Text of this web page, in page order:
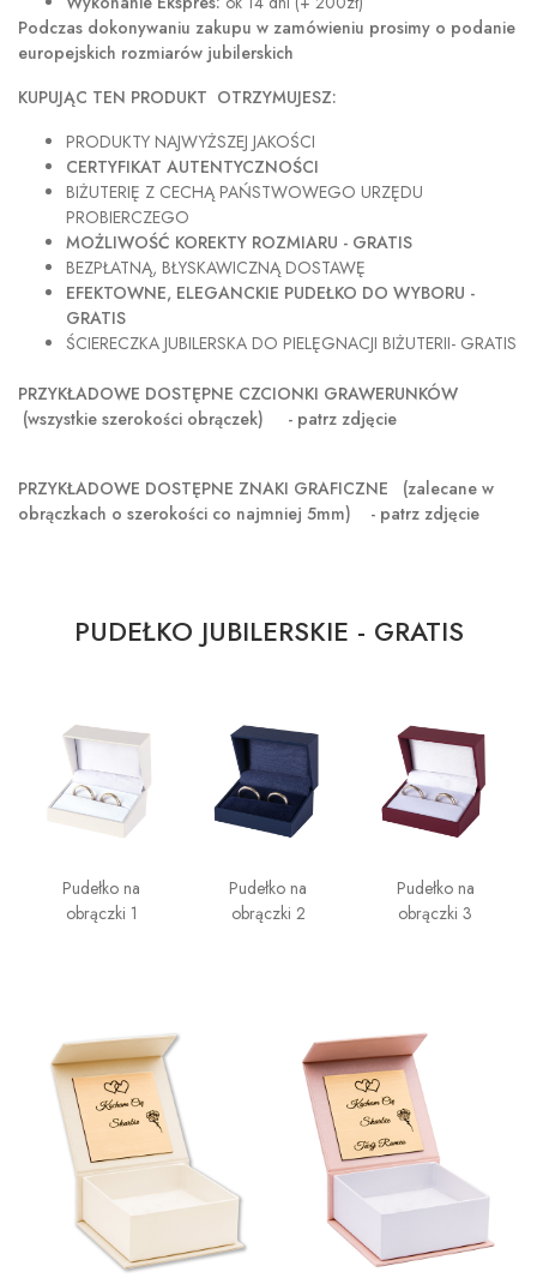
Podczas dokonywaniu zakupu w zamówieniu prosimy o podanie
europejskich rozmiarów jubilerskich
KUPUJĄC TEN PRODUKT OTRZYMUJESZ:
PRODUKTY NAJWYŻSZEJ JAKOŚCI
CERTYFIKAT AUTENTYCZNOŚCI
BIŻUTERIĘ Z CECHĄ PAŃSTWOWEGO URZĘDU
PROBIERCZEGO
MOŻLIWOŚĆ KOREKTY ROZMIARU - GRATIS
BEZPŁATNĄ, BŁYSKAWICZNĄ DOSTAWĘ
EFEKTOWNE, ELEGANCKIE PUDEŁKO DO WYBORU -
GRATIS
ŚCIERECZKA JUBILERSKA DO PIELĘGNACJI BIŻUTERII- GRATIS
PRZYKŁADOWE DOSTĘPNE CZCIONKI GRAWERUNKÓW
(wszystkie szerokości obrączek) - patrz zdjęcie
PRZYKŁADOWE DOSTĘPNE ZNAKI GRAFICZNE (zalecane w
obrączkach o szerokości co najmniej 5mm) - patrz zdjęcie
PUDEŁKO JUBILERSKIE - GRATIS
Pudełko na
obrączki 1
Pudełko na
obrączki 2
Pudełko na
obrączki 3